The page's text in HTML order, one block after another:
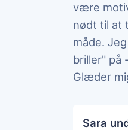
være
nødt til at
måde.
briller" på
Glæder
Sara